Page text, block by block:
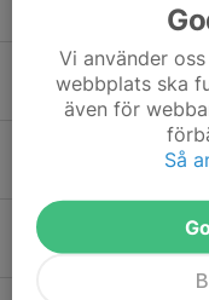
21 maj, 10:42
DAMER 3 A -
8 maj, 09:33
DAMER 3 A -
1 maj, 22:43
DAMER 3 A -
24 apr, 09:54
Vi använder
webbplats ska
även för
Så